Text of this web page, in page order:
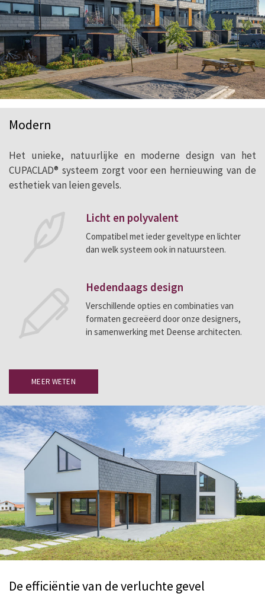
Modern
Het unieke, natuurlijke en moderne design van het
CUPACLAD® systeem zorgt voor een hernieuwing van de
esthetiek van leien gevels.
Licht en polyvalent
Compatibel met ieder geveltype en lichter
dan welk systeem ook in natuursteen.
Hedendaags design
Verschillende opties en combinaties van
formaten gecreëerd door onze designers,
in samenwerking met Deense architecten.
MEER WETEN
De efficiëntie van de verluchte gevel